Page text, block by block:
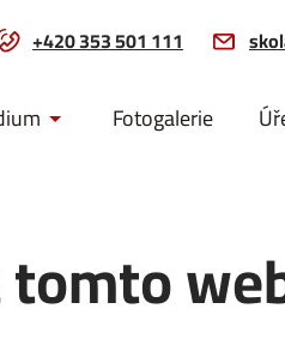
+420 353 501 111
Fotogalerie